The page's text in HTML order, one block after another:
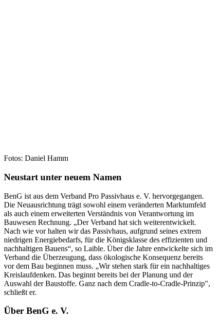
Fotos: Daniel Hamm
Neustart unter neuem Namen
BenG ist aus dem Verband Pro Passivhaus e. V. hervorgegangen.
Die Neuausrichtung trägt sowohl einem veränderten Marktumfeld
als auch einem erweiterten Verständnis von Verantwortung im
Bauwesen Rechnung. „Der Verband hat sich weiterentwickelt.
Nach wie vor halten wir das Passivhaus, aufgrund seines extrem
niedrigen Energiebedarfs, für die Königsklasse des effizienten und
nachhaltigen Bauens“, so Laible. Über die Jahre entwickelte sich im
Verband die Überzeugung, dass ökologische Konsequenz bereits
vor dem Bau beginnen muss. „Wir stehen stark für ein nachhaltiges
Kreislaufdenken. Das beginnt bereits bei der Planung und der
Auswahl der Baustoffe. Ganz nach dem Cradle-to-Cradle-Prinzip",
schließt er.
Über BenG e. V.